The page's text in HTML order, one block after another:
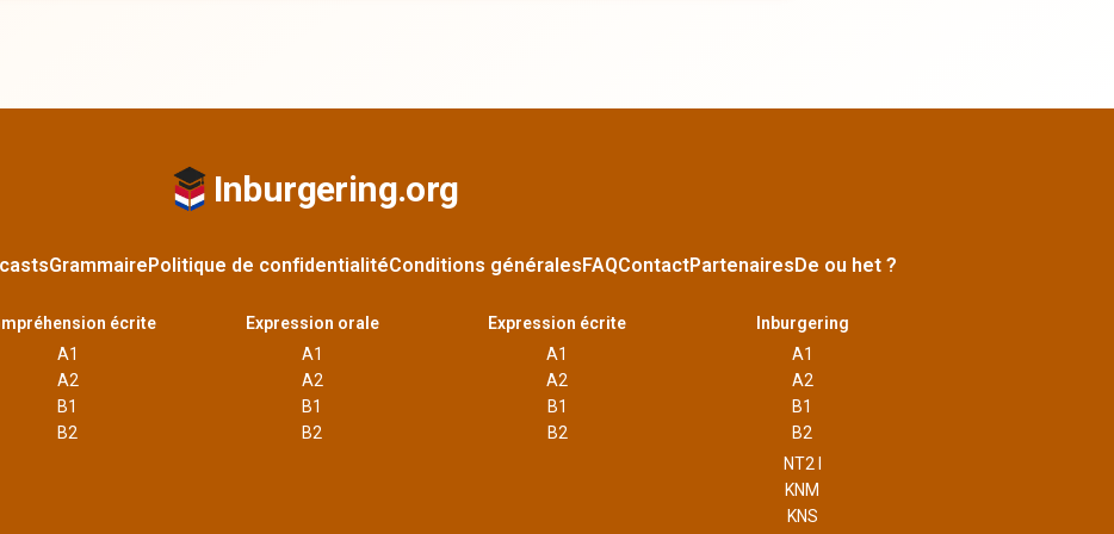
Inburgering.org
GrammairePolitique de confidentialitéConditions généralesFAQContactPartenairesDe ou het ?
écrite
A1
A2
B1
B2
Expression orale
A1
A2
B1
B2
Expression écrite
A1
A2
B1
B2
Inburgering
A1
A2
B1
B2
NT2 I
KNM
KNS